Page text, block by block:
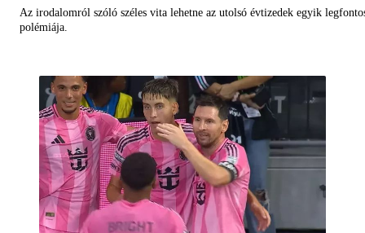
Az irodalomról szóló széles vita lehetne az utolsó évtizedek egyik
polémiája.